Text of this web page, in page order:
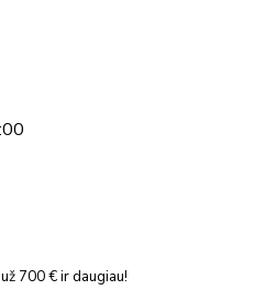
700 € ir daugiau!